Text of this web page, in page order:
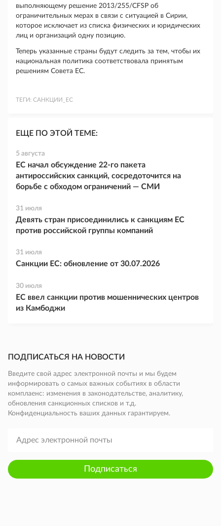
выполняющему решение 2013/255/CFSP об
ограничительных мерах в связи с ситуацией в Сирии,
которое исключает из списка физических и юридических
лиц и организаций одну позицию.
Теперь указанные страны будут следить за тем, чтобы их
национальная политика соответствовала принятым
решениям Совета ЕС.
ТЕГИ: САНКЦИИ_ЕС
ЕЩЕ ПО ЭТОЙ ТЕМЕ:
5 августа
ЕС начал обсуждение 22-го пакета
антироссийских санкций, сосредоточится на
борьбе с обходом ограничений — СМИ
31 июля
Девять стран присоединились к санкциям ЕС
против российской группы компаний
31 июля
Санкции ЕС: обновление от 30.07.2026
30 июля
ЕС ввел санкции против мошеннических центров
из Камбоджи
ПОДПИСАТЬСЯ НА НОВОСТИ
Введите свой адрес электронной почты и мы будем
информировать о самых важных событиях в области
комплаенс: изменения в законодательстве, аналитику,
обновления санкционных списков и т.д.
Конфиденциальность ваших данных гарантируем.
Подписаться